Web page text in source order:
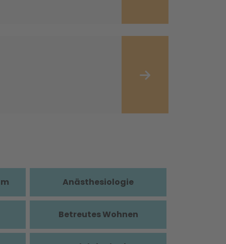
Anästhesiologie
Betreutes Wohnen